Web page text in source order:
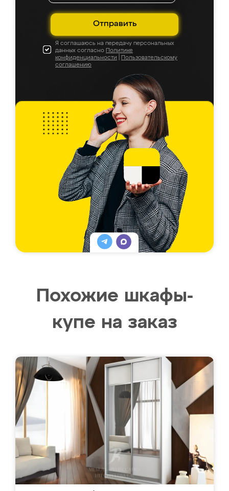
Отправить
Я соглашаюсь на передачу персональных
данных согласно Политике
конфиденциальности
Пользовательскому
соглашению
Похожие шкафы-
купе на заказ